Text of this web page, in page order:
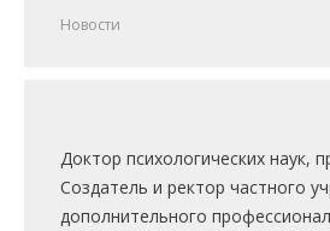
Новости
Доктор психологических наук,
Создатель и ректор частного
дополнительного